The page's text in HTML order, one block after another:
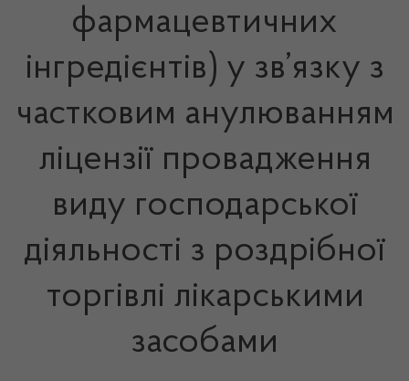
фармацевтичних
інгредієнтів) у зв’язку з
частковим анулюванням
ліцензії провадження
виду господарської
діяльності з роздрібної
торгівлі лікарськими
засобами